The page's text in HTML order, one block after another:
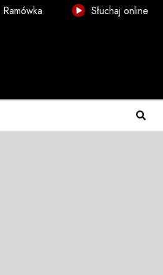
Ramówka Słuchaj online